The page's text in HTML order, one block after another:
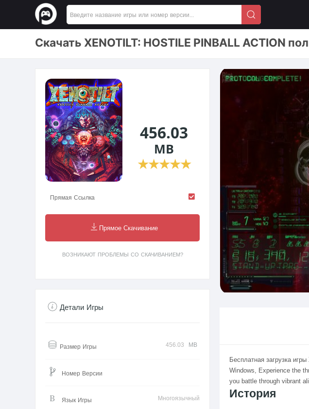
Скачать XENOTILT: HOSTILE PINBALL ACTION
Бесплатная загрузка
Windows, Experience the
you battle through vibrant
История
456.03
MB
★★★★★
Прямая Ссылка
Прямое Скачивание
ВОЗНИКАЮТ ПРОБЛЕМЫ СО СКАЧИВАНИЕМ?
Детали Игры
Размер Игры 456.03 MB
Номер Версии
Язык Игры Многоязычный